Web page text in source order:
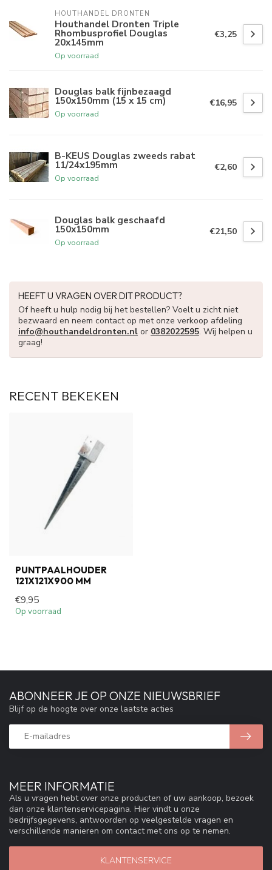
HOUTHANDEL DRONTEN
Houthandel Dronten Triple
Rhombusprofiel Douglas
20x145mm
Op voorraad
€3,25
Douglas balk fijnbezaagd
150x150mm (15 x 15 cm)
Op voorraad
€16,95
B-KEUS Douglas zweeds rabat
11/24x195mm
Op voorraad
€2,60
Douglas balk geschaafd
150x150mm
Op voorraad
€21,50
HEEFT U VRAGEN OVER DIT PRODUCT?
Of heeft u hulp nodig bij het bestellen? Voelt u zicht niet
bezwaard en neem contact op met onze verkoop afdeling
info@houthandeldronten.nl or 0382022595. Wij helpen u
graag!
RECENT BEKEKEN
PUNTPAALHOUDER
121X121X900 MM
€9,95
Op voorraad
MEER INFORMATIE
Als u vragen hebt over onze producten of uw aankoop, bezoek
dan onze klantenservicepagina. Hier vindt u onze
bedrijfsgegevens, antwoorden op veelgestelde vragen en
verschillende manieren om contact met ons op te nemen.
KLANTENSERVICE
ABONNEER JE OP ONZE NIEUWSBRIEF
Blijf op de hoogte over onze laatste acties